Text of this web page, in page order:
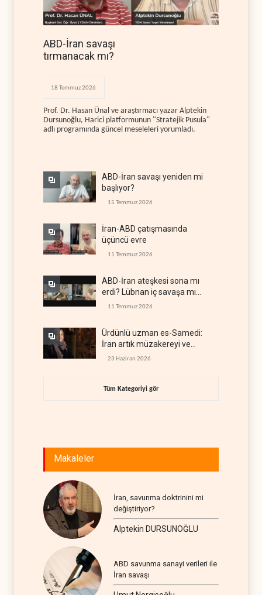
ABD-İran savaşı
tırmanacak mı?
18 Temmuz 2026
Prof. Dr. Hasan Ünal ve araştırmacı yazar Alptekin
Dursunoğlu, Harici platformunun "Stratejik Pusula"
adlı programında güncel meseleleri yorumladı.
ABD-İran savaşı yeniden mi
başlıyor?
15 Temmuz 2026
İran-ABD çatışmasında
üçüncü evre
11 Temmuz 2026
ABD-İran ateşkesi sona mı
erdi? Lübnan iç savaşa mı
gidiyor?
11 Temmuz 2026
Ürdünlü uzman es-Samedi:
İran artık müzakereyi ve
çatışmayı aynı anda yürütüyor
23 Haziran 2026
Tüm Kategoriyi gör
Makaleler
İran, savunma doktrinini mi
değiştiriyor?
Alptekin DURSUNOĞLU
ABD savunma sanayi verileri ile
İran savaşı